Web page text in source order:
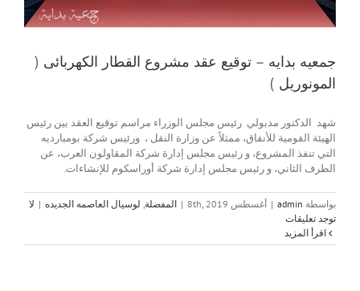
جمعيه بدايه – توقيع عقد مشروع القطار الكهربائى (
المونوريل )
شهد الدكتور مدبولي رئيس مجلس الوزراء مراسم توقيع العقد بين رئيس
الهيئة القومية للأنفاق، ممثلاً عن وزارة النقل ، ورئيس شركة بومبارديه
التي تنفذ المشروع، و رئيس مجلس إدارة شركة المقاولون العرب، عن
الطرف الثاني، و رئيس مجلس إدارة شركة أوراسكوم للإنشاءات.
بواسطة admin
| أغسطس 8th, 2019 | المفضلة لوسيال العاصمه الجديده | لا
توجد تعليقات